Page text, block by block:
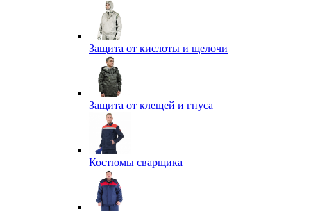
Защита от кислоты и щелочи
Защита от клещей и гнуса
Костюмы сварщика